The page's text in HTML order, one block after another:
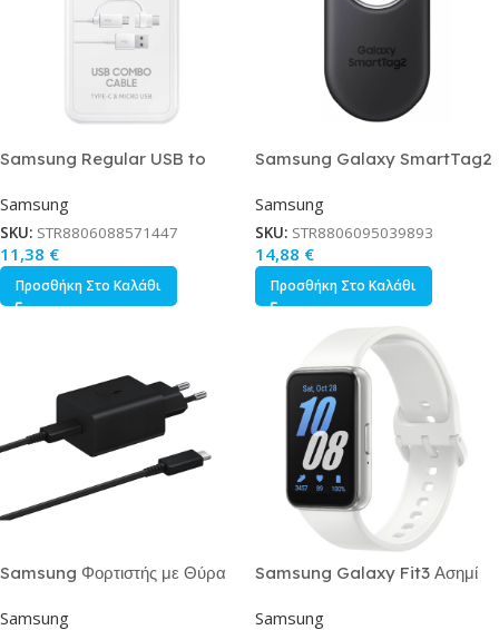
Samsung Regular USB to
Λευκό 1.5m EP-
DG930DWEGWW
Samsung
SKU: STR8806088571447
11,38 €
Προσθήκη Στο Καλάθι
Samsung Galaxy SmartTag2
Samsung
SKU: STR8806095039893
14,88 €
Προσθήκη Στο Καλάθι
Samsung Φορτιστής με Θύρα
USB-C 45W Power Delivery
Samsung
Samsung Galaxy Fit3 Ασημί
Samsung